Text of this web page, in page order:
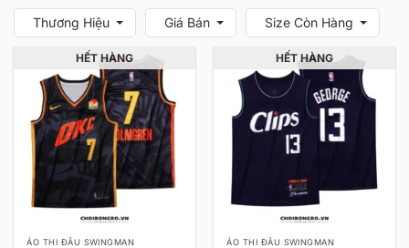
Thương Hiệu Giá Bán Size Còn Hàng
HẾT HÀNG
ÁO THI ĐẤU SWINGMAN
HẾT HÀNG
ÁO THI ĐẤU SWINGMAN